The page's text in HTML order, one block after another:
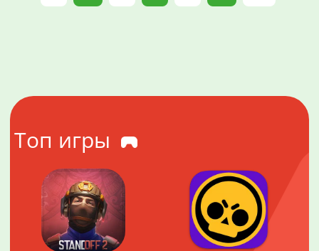
Топ игры